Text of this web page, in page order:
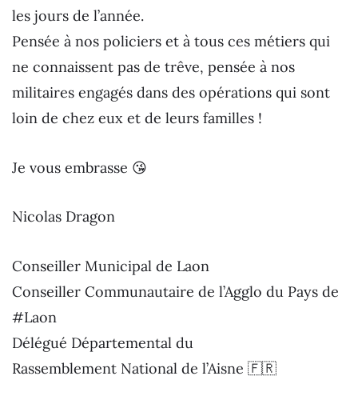
les jours de l’année.
Pensée à nos policiers et à tous ces métiers qui
ne connaissent pas de trêve, pensée à nos
militaires engagés dans des opérations qui sont
loin de chez eux et de leurs familles !
Je vous embrasse 😘
Nicolas Dragon
Conseiller Municipal de Laon
Conseiller Communautaire de l’Agglo du Pays de
#Laon
Délégué Départemental du
Rassemblement National de l’Aisne 🇫🇷